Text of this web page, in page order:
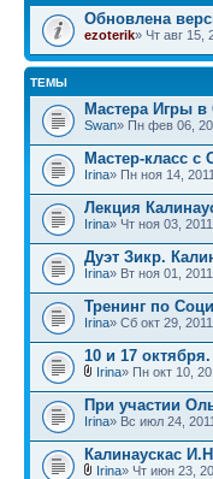
Обновлена
ezoterik» Чт авг 15,
ТЕМЫ
Мастера Игры
Swan» Пн фев 06,
Мастер-класс с
Irina» Пн ноя 14,
Лекция
Irina» Чт ноя 03,
Дуэт Зикр.
Irina» Вт ноя 01,
Тренинг по
Irina» Сб окт 29,
10 и 17
Irina» Пн окт 10,
При участии
Irina» Вс июл 24,
Калинаускас
Irina» Чт июн 23,